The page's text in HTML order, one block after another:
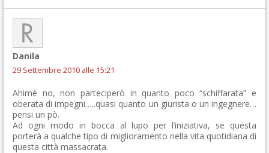
Danila
29 Settembre 2010 alle 15:21
Ahimè no, non parteciperò in quanto poco “schiffarata” e
oberata di impegni…..quasi quanto un giurista o un ingegnere…
pensi un pò.
Ad ogni modo in bocca al lupo per l’iniziativa, se questa
porterà a qualche tipo di miglioramento nella vita quotidiana di
questa città massacrata.